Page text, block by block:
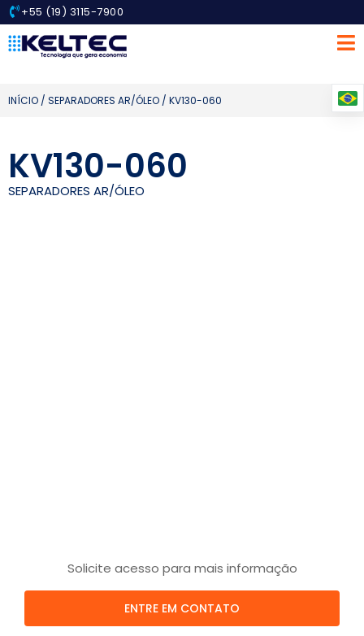
+55 (19) 3115-7900
INÍCIO / SEPARADORES AR/ÓLEO / KV130-060
KV130-060
SEPARADORES AR/ÓLEO
Solicite acesso para mais informação
ENTRE EM CONTATO